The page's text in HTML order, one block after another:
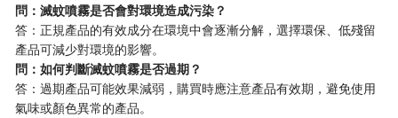
問：滅蚊噴霧是否會對環境造成污染？
答：正規產品的有效成分在環境中會逐漸分解，選擇環保、低殘留
產品可減少對環境的影響。
問：如何判斷滅蚊噴霧是否過期？
答：過期產品可能效果減弱，購買時應注意產品有效期，避免使用
氣味或顏色異常的產品。